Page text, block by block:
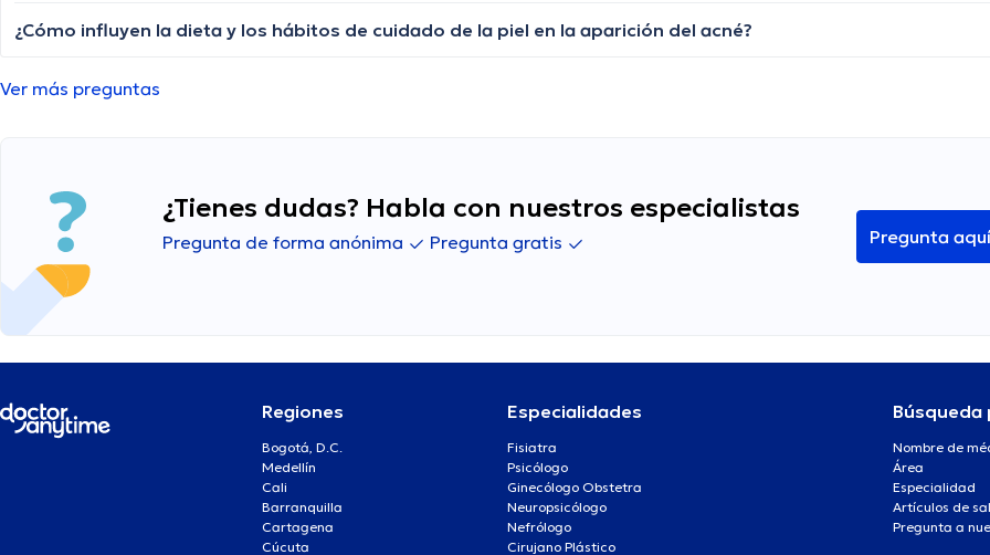
¿Cómo influyen la dieta y los hábitos de cuidado de la piel en la aparición del acné?
Ver más preguntas
¿Tienes dudas? Habla con nuestros especialistas
Pregunta de forma anónima Pregunta gratis Pregunta aquí
Regiones
Bogotá, D.C.
Medellín
Cali
Barranquilla
Cartagena
Cúcuta
Especialidades
Fisiatra
Psicólogo
Ginecólogo Obstetra
Neuropsicólogo
Nefrólogo
Cirujano Plástico
Búsqueda
Nombre de
Área
Especialidad
Artículos de
Pregunta a